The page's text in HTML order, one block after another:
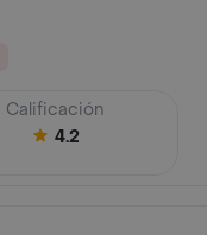
Calificación
4.2